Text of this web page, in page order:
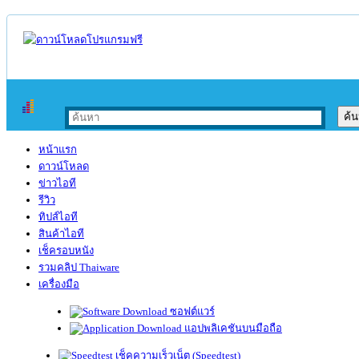
หน้าแรก
ดาวน์โหลด
ข่าวไอที
รีวิว
ทิปส์ไอที
สินค้าไอที
เช็ครอบหนัง
รวมคลิป Thaiware
เครื่องมือ
ซอฟต์แวร์
แอปพลิเคชันบนมือถือ
เช็คความเร็วเน็ต (Speedtest)